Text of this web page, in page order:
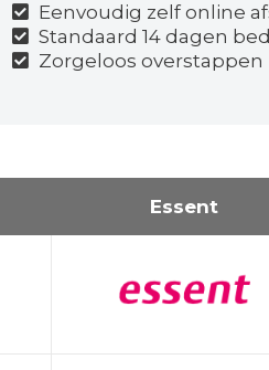
Eenvoudig zelf online
Standaard 14 dagen
Zorgeloos overstappen
Essent